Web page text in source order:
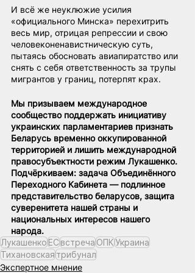
И всё же неуклюжие усилия
«официального Минска» перехитрить
весь мир, отрицая репрессии и свою
человеконенавистническую суть,
пытаясь обосновать авиапиратство или
снять с себя ответственность за трупы
мигрантов у границ, потерпят крах.
Мы призываем международное
сообщество поддержать инициативу
украинских парламентариев признать
Беларусь временно оккупированной
территорией и лишить международной
правосубъектности режим Лукашенко.
Подчёркиваем: задача Объединённого
Переходного Кабинета — подлинное
представительство беларусов, защита
суверенитета нашей страны и
национальных интересов нашего
народа.
ЛукашенкоЕСвстречаОПКУкраина
Тихановскаятрибунал
Экспертное мнение